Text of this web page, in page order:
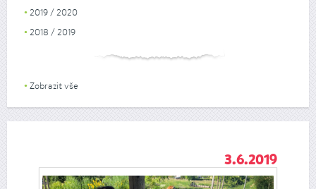
2019 / 2020
2018 / 2019
Zobrazit vše
3.6.2019